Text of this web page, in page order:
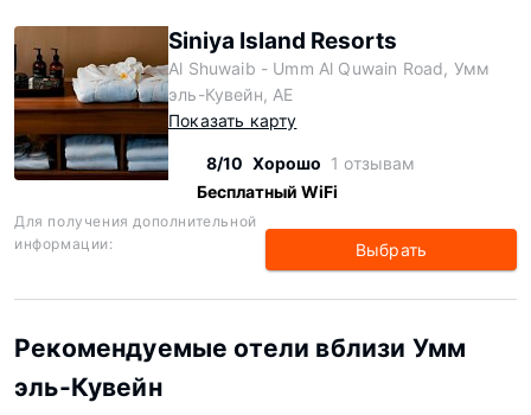
Siniya Island Resorts
Al Shuwaib - Umm Al Quwain Road, Умм
эль-Кувейн, AE
Показать карту
8/10 Хорошо 1 отзывам
Бесплатный WiFi
Для получения дополнительной
информации:
Выбрать
Рекомендуемые отели вблизи Умм
эль-Кувейн